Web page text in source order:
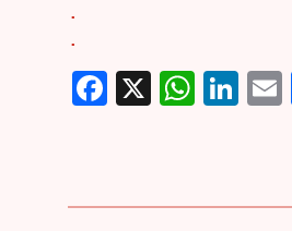
.
.
Facebook
X